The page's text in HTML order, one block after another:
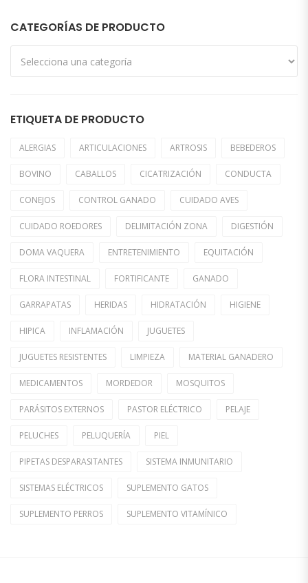
CATEGORÍAS DE PRODUCTO
ETIQUETA DE PRODUCTO
ALERGIAS ARTICULACIONES ARTROSIS BEBEDEROS
BOVINO CABALLOS CICATRIZACIÓN CONDUCTA
CONEJOS CONTROL GANADO CUIDADO AVES
CUIDADO ROEDORES DELIMITACIÓN ZONA DIGESTIÓN
DOMA VAQUERA ENTRETENIMIENTO EQUITACIÓN
FLORA INTESTINAL FORTIFICANTE GANADO
GARRAPATAS HERIDAS HIDRATACIÓN HIGIENE
HIPICA INFLAMACIÓN JUGUETES
JUGUETES RESISTENTES LIMPIEZA MATERIAL GANADERO
MEDICAMENTOS MORDEDOR MOSQUITOS
PARÁSITOS EXTERNOS PASTOR ELÉCTRICO PELAJE
PELUCHES PELUQUERÍA PIEL
PIPETAS DESPARASITANTES SISTEMA INMUNITARIO
SISTEMAS ELÉCTRICOS SUPLEMENTO GATOS
SUPLEMENTO PERROS SUPLEMENTO VITAMÍNICO